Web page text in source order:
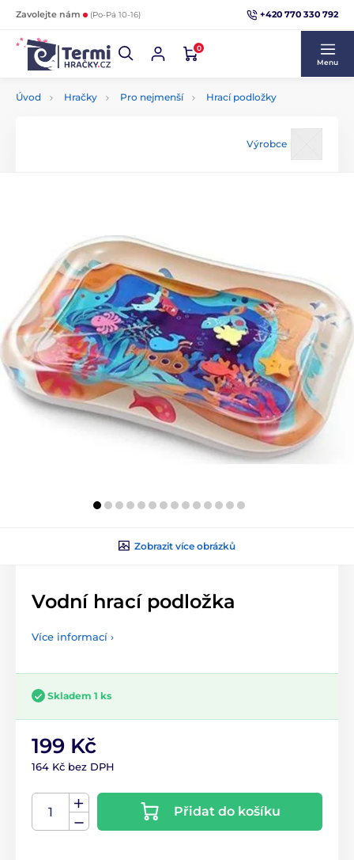
Zavolejte nám (Po-Pá 10-16) +420 770 330 792
0
Menu
Úvod Hračky Pro nejmenší Hrací podložky
Výrobce
Zobrazit více obrázků
Vodní hrací podložka
Více informací ›
Skladem 1 ks
199 Kč
164 Kč bez DPH
Přidat do košíku